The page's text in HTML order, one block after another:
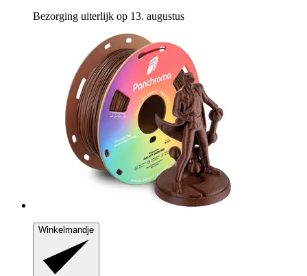
Bezorging uiterlijk op 13. augustus
Winkelmandje